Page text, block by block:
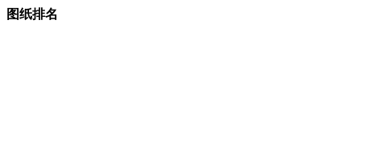
图纸排名